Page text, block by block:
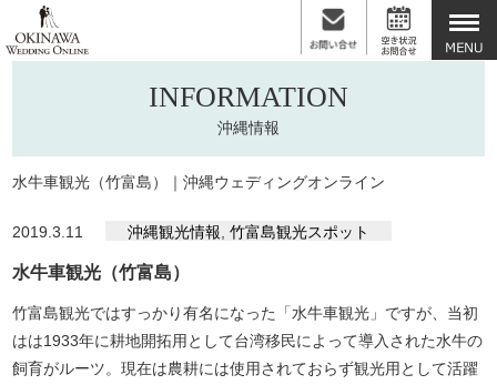
INFORMATION
沖縄情報
水牛車観光（竹富島）｜沖縄ウェディングオンライン
2019.3.11 沖縄観光情報 ,竹富島観光スポット
水牛車観光（竹富島）
竹富島観光ではすっかり有名になった「水牛車観光」ですが、当初
はは1933年に耕地開拓用として台湾移民によって導入された水牛の
飼育がルーツ。現在は農耕には使用されておらず観光用として活躍